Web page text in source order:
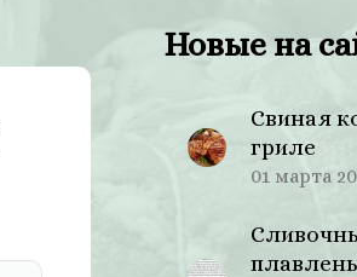
Новые на
Свиная
гриле
01 марта